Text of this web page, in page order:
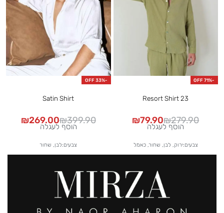
-71% OFF
Resort Shirt 23
₪279.90
₪79.90
הוסף לעגלה
צבעים:ירוק, לבן, שחור, כאמל
-33% OFF
Satin Shirt
₪399.90
₪269.00
הוסף לעגלה
צבעים:לבן, שחור